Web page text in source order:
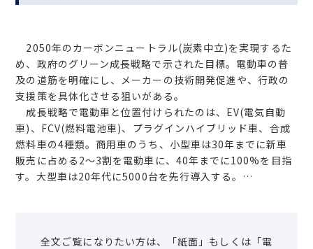
2050年のカーボンニュートラル(炭素中立)を実現するた
め、政府のグリーン成長戦略で示された目標。電動車の普
及の道筋を明確にし、メーカーの技術開発促進や、行政の
支援策を具体化させる狙いがある。
成長戦略で電動車と位置付けられたのは、EV(電気自動
車)、FCV(燃料電池車)、プラグインハイブリッド車、合成
燃料車の4種類。商用車のうち、小型車は30年までに新車
販売に占める2～3割を電動車に、40年までに100%を目指
す。大型車は20年代に5000台を先行導入する。…
全文ご覧になりたい方は、「紙面」もしくは「電